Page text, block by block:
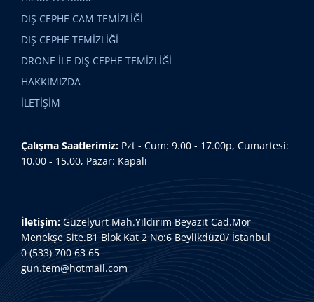
DIŞ CEPHE CAM TEMİZLİĞİ
DIŞ CEPHE TEMİZLİĞİ
DRONE İLE DIŞ CEPHE TEMİZLİĞİ
HAKKIMIZDA
İLETİŞİM
Çalışma Saatlerimiz: Pzt - Cum: 9.00 - 17.00p, Cumartesi:
10.00 - 15.00, Pazar: Kapalı
İletişim: Güzelyurt Mah.Yıldırım Beyazıt Cad.Mor
Menekşe Site.B1 Blok Kat 2 No:6 Beylikdüzü/ İstanbul
0 (533) 700 63 65
gun.tem@hotmail.com